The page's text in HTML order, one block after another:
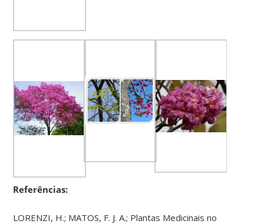
Referências:
LORENZI, H.; MATOS, F. J. A.; Plantas Medicinais no